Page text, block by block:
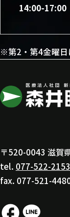
14:00-17:00
※第2・第4金曜日
〒520-0043 滋賀
tel. 077-522-2153
fax. 077-521-